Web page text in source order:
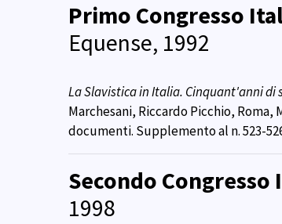
Primo Congresso
Equense, 1992
La Slavistica in Italia. Cinquant'anni di
Marchesani, Riccardo Picchio,
documenti. Supplemento al n. 523-
Secondo
1998